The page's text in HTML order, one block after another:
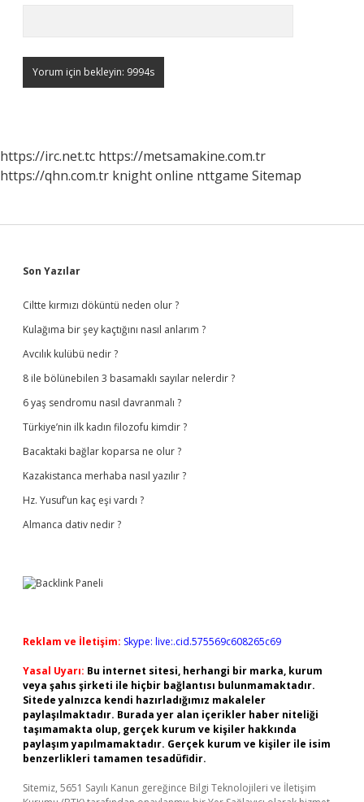
https://irc.net.tc https://metsamakine.com.tr
https://qhn.com.tr knight online nttgame Sitemap
Sidebar
Son Yazılar
Ciltte kırmızı döküntü neden olur ?
Kulağıma bir şey kaçtığını nasıl anlarım ?
Avcılık kulübü nedir ?
8 ile bölünebilen 3 basamaklı sayılar nelerdir ?
6 yaş sendromu nasıl davranmalı ?
Türkiye’nin ilk kadın filozofu kimdir ?
Bacaktaki bağlar koparsa ne olur ?
Kazakistanca merhaba nasıl yazılır ?
Hz. Yusuf’un kaç eşi vardı ?
Almanca dativ nedir ?
Reklam ve İletişim: Skype: live:.cid.575569c608265c69
Yasal Uyarı: Bu internet sitesi, herhangi bir marka, kurum
veya şahıs şirketi ile hiçbir bağlantısı bulunmamaktadır.
Sitede yalnızca kendi hazırladığımız makaleler
paylaşılmaktadır. Burada yer alan içerikler haber niteliği
taşımamakta olup, gerçek kurum ve kişiler hakkında
paylaşım yapılmamaktadır. Gerçek kurum ve kişiler ile isim
benzerlikleri tamamen tesadüfidir.
Sitemiz, 5651 Sayılı Kanun gereğince Bilgi Teknolojileri ve İletişim